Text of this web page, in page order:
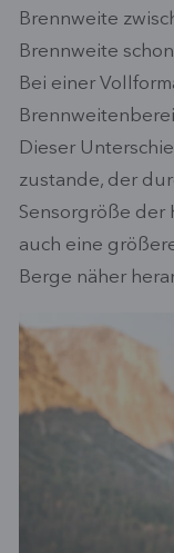
Brennweite
Brennweite
Bei einer
Dieser
zustande, der
Sensorgröße der
auch eine
Berge näher